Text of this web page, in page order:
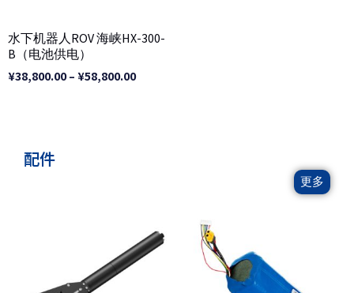
水下机器人ROV 海峡HX-300-
B（电池供电）
¥38,800.00–¥58,800.00
配件
更多
至